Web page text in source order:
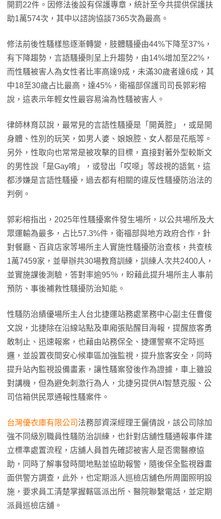
開罰22件。因修法後設有保護專章，統計至今共提供保護扶
助1萬574次，其中以諮詢協談7365次為最高。
修法前後性騷樣態逐漸轉變，肢體騷擾由44%下降至37%，
有下降趨勢，言語騷擾則呈上升趨勢，由14%增加至22%，
而性騷被害人為女性者比率高達9成，未滿30歲者達6成，其
中18至30歲占比最高，達45%，衛福部保護司司長郭彩榕
說，這表示年輕女性最容易淪為性騷被害人。
律師林育苡說，最常見的言語性騷擾是「開黃腔」，或是開
身體、性別的玩笑，如男人婆、娘娘腔、女人都是花瓶等。
另外，性取向也常常是被攻擊的目標，直接對著外型較斯文
的男性說「是Gay唷」，或發出「哎噁」等歧視的語氣，這
都涉嫌是言語性騷擾，過去都有相關的違反性騷擾防治法的
判例。
郭彩榕指出，2025年性騷擾案件發生場所，以公共場所及大
眾運輸為最多，占比57.3%件，衛福部與地方政府合作，針
對餐廳、百貨店家等場所主人實施性騷擾防治查核，共查核
1萬7459家，並舉辦共30場教育訓練，訓練人次共2400人，
並實施課後測驗，答對率逾95％，盼藉此提升場所主人事前
預防、事後補救性騷擾防治知能。
性騷防治績優場所主人台北捷運站務處業務中心副主任曹俊
文說，北捷除在沿線站點及車廂張貼醒目海報，提醒旅客勇
敢制止、迅速報案，也藉由站務保全、捷運警察不定時巡
邏，並設置夜間安心候車區加強監視，提升旅客安全，同時
提升站內監視設備畫素，讓性騷案發後作為證據，車上雖設
對講機，但為避免刺激行為人，北捷另提供AI智慧克服、公
司信箱供民眾通報性騷案件。
台灣優衣庫有限公司 法務部資深經理王儷倩說，該公司除加
強不同級別職員性騷防治訓練，也針對店舖性騷通報事件建
立標準處置流程，店舖人員首先確認被害人是否需醫療協
助，同時了解事發時間地點並協助報警，隨後保全監視器畫
面供警方調查，此外，也定期派人巡檢店舖色所周圍照明設
施，要求員工清楚掌握轄區派出所、醫院聯繫電話，並定期
派員巡檢店舖。